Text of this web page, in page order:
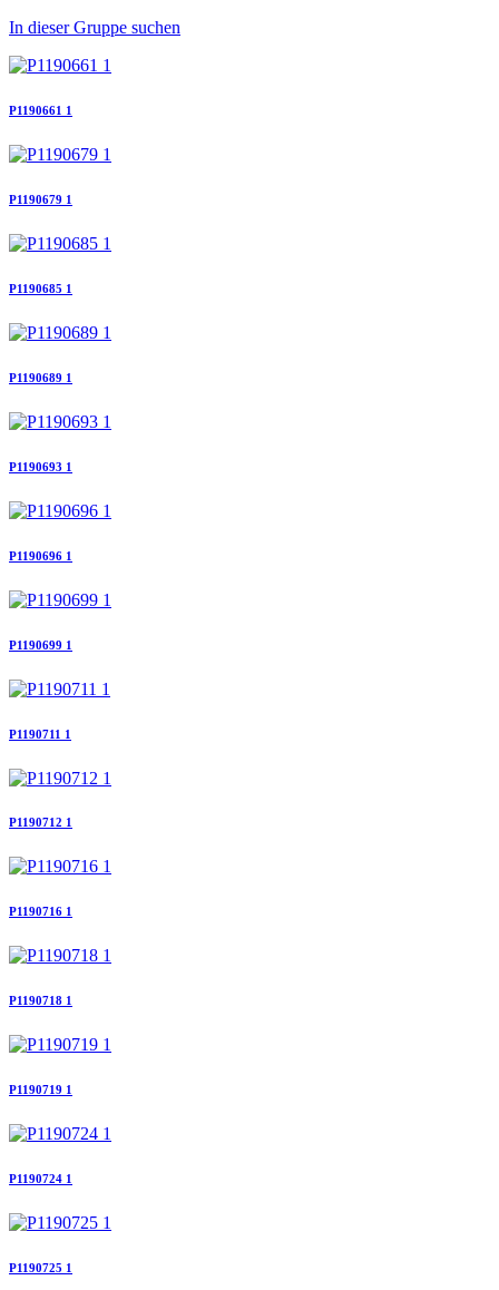
In dieser Gruppe suchen
P1190661 1
P1190679 1
P1190685 1
P1190689 1
P1190693 1
P1190696 1
P1190699 1
P1190711 1
P1190712 1
P1190716 1
P1190718 1
P1190719 1
P1190724 1
P1190725 1